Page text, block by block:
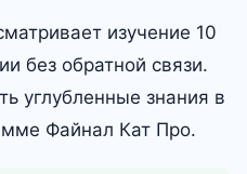
изучение 10
без обратной связи.
углубленные знания в
Файнал Кат Про.